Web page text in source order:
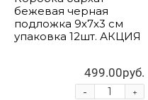
бежевая черная
подложка 9х7х3 см
упаковка 12шт. АКЦИЯ
499.00руб.
+
-